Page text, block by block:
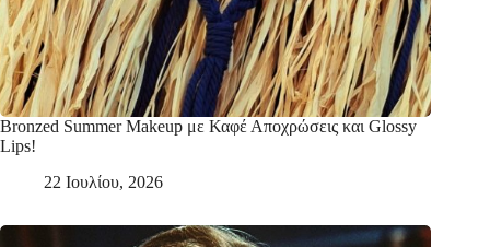
Bronzed Summer Makeup με Καφέ Αποχρώσεις και Glossy
Lips!
22 Ιουλίου, 2026